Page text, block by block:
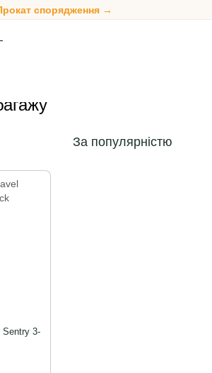
спорядження →
За популярністю
Sentry 3-